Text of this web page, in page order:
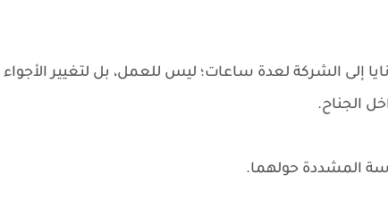
إلى الشركة لعدة ساعات؛ ليس للعمل، بل لتغيير الأجواء
الجناح.
المشددة حولهما.